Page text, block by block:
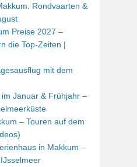
Rondvaarten &
Preise 2027 –
die Top-Zeiten |
mit dem
Januar & Frühjahr –
– Touren auf dem
in Makkum –